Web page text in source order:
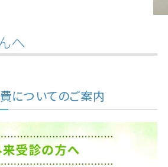
へ
についてのご案内